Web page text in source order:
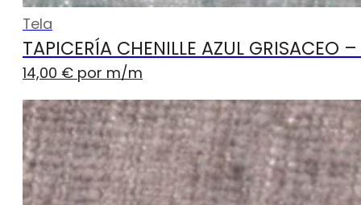
Tela
TAPICERÍA CHENILLE AZUL GRISACEO
14,00 € por m/m